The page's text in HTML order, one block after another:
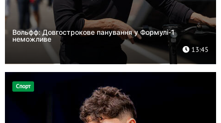
Вольфф: Довгострокове панування у Формулі-1
неможливе
13:45
Спорт